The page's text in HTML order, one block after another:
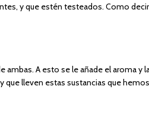
y que estén testeados. Como
A esto se le añade el aroma
y que lleven estas sustancias que